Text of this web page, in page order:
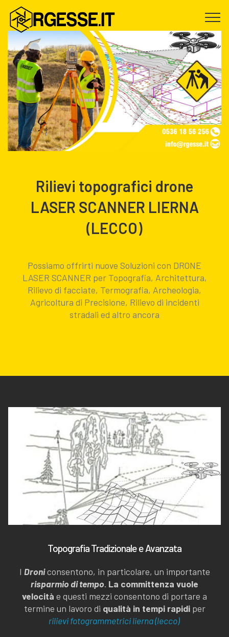
Rilievi topografici drone
LASER SCANNER LIERNA
(LECCO)
Possiamo offrirti nuove Soluzioni con DRONE
LASER SCANNER per Topografia, Architettura,
Rilievo di facciate, Termografia, Archeologia,
Agricoltura di Precisione, Rilievo di incidenti
stradali ed altro ancora
Topografia Tradizionale e Avanzata
I Droniconsentono, in particolare, un importante
risparmio di tempo. La committenza vuole
velocità e questi mezzi consentono di portare a
termine un lavoro di qualità in tempi rapidiper
rilievi fotogrammetrici lierna (lecco)